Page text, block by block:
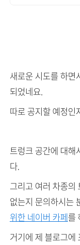
새로운 시도를 하면
되었네요.
따로 공지할 예정인
트렁크 공간에 대해
다.
그리고 여러 차종의
없는지 문의하시는
위한 네이버 카페를
거기에 제 블로그에